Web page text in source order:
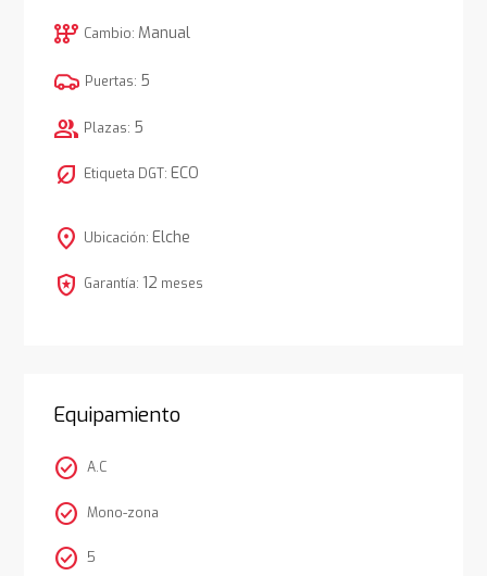
auto_transmission Cambio: Manual
Puertas: 5
group Plazas: 5
nest_eco_leaf Etiqueta DGT: ECO
location_on Ubicación: Elche
local_police Garantía: 12 meses
Equipamiento
check_circle A.C
check_circle Mono-zona
check_circle 5